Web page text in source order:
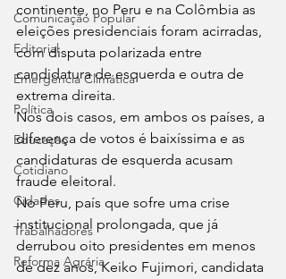
Comunicação Popular
Editorial
Emergência Climática
Política
Educação
Cotidiano
Cidades
Trabalhadores
Reforma Agrária
continente, no Peru e na Colômbia as
eleições presidenciais foram acirradas,
com disputa polarizada entre
candidatura de esquerda e outra de
extrema direita.
Nos dois casos, em ambos os países, a
diferença de votos é baixíssima e as
candidaturas de esquerda acusam
fraude eleitoral.
No Peru, país que sofre uma crise
institucional prolongada, que já
derrubou oito presidentes em menos
de dez anos, Keiko Fujimori, candidata